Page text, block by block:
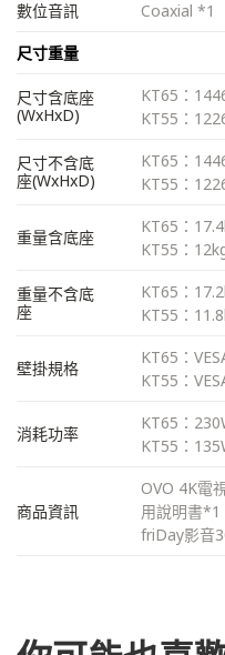
數位音訊
Coaxial *1
尺寸重量
尺寸含底座
(WxHxD)
KT65：
KT55：
尺寸不含底
座(WxHxD)
KT65：
KT55：
重量含底座
KT65：
KT55：
重量不含底
座
KT65：
KT55：
壁掛規格
KT65：
KT55：
消耗功率
KT65：
KT55：
商品資訊
OVO 4K電
用說明書*1
friDay影音